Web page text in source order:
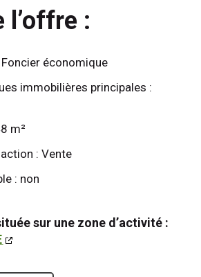
l’offre :
Foncier économique
immobilières principales :
m²
: Vente
: non